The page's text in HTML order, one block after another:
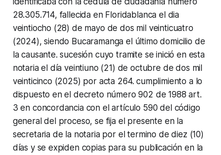
28.305.714, fallecida en Floridablanca el dia
veintiocho (28) de mayo de dos mil veinticuatro
(2024), siendo Bucaramanga el último domicilio de
la causante. sucesión cuyo tramite se inició en esta
notaria el día veintiuno (21) de octubre de dos mil
veinticinco (2025) por acta 264. cumplimiento a lo
dispuesto en el decreto número 902 de 1988 art.
3 en concordancia con el artículo 590 del código
general del proceso, se fija el presente en la
secretaria de la notaria por el termino de diez (10)
días y se expiden copias para su publicación en la